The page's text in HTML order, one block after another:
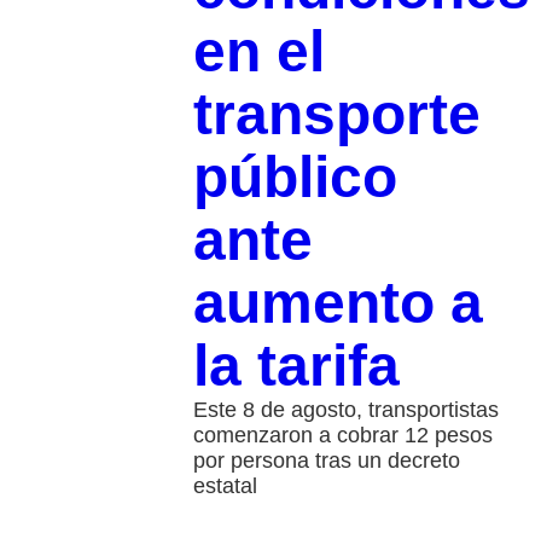
en el
transporte
público
ante
aumento a
la tarifa
Este 8 de agosto, transportistas
comenzaron a cobrar 12 pesos
por persona tras un decreto
estatal